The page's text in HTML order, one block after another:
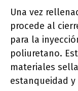
Una vez
procede al
para la
poliuretano.
materiales
estanqueidad